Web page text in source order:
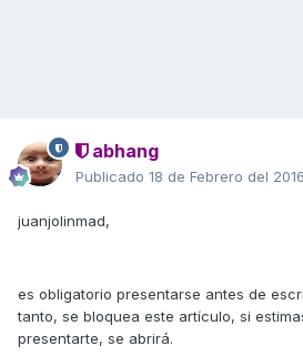
abhang
Publicado 18 de Febrero del 2016
juanjolinmad,
es obligatorio presentarse antes de
tanto, se bloquea este artículo, si
presentarte, se abrirá.